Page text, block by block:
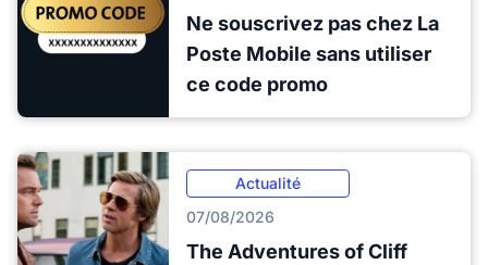
Ne souscrivez pas chez La
Poste Mobile sans utiliser
ce code promo
Actualité
07/08/2026
The Adventures of Cliff